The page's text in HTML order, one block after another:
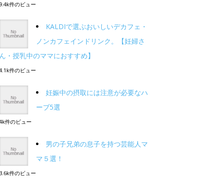
9.4k件のビュー
KALDIで選ぶおいしいデカフェ・
ノンカフェインドリンク。【妊婦さ
ん・授乳中のママにおすすめ】
件のビュー
妊娠中の摂取には注意が必要なハ
ーブ5選
件のビュー
男の子兄弟の息子を持つ芸能人マ
マ５選！
3.6k件のビュー